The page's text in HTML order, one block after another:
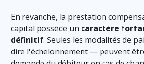
En revanche, la prestation
capital possède un caractère
définitif. Seules les modalités de
dire l'échelonnement — peuvent